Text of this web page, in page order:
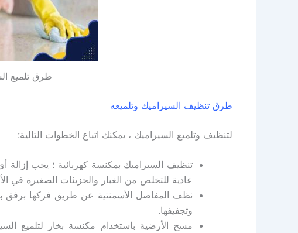
طرق تلميع
طرق تنظيف السيراميك وتلميعه
لتنظيف وتلميع السيراميك ، يمكنك اتباع الخطوات التالية:
تنظيف السيراميك بمكنسة كهربائية ؛ يجب
عادية للتخلص من الغبار والجزيئات الصغيرة في
نظف المفاصل الأسمنتية عن طريق فركها برفق
وتجفيفها.
مسح الأرضية باستخدام مكنسة بخار لتلميع